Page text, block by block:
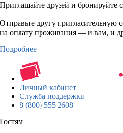
Приглашайте друзей и бронируйте
Отправьте другу
на оплату проживания — и вам, и
Подробнее
Личный кабинет
Служба поддержки
8 (800) 555 2608
Гостям